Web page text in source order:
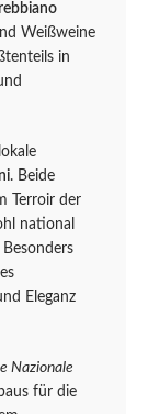
Weißweine
in
. Beide
Terroir der
national
Eleganz
Nazionale
für die